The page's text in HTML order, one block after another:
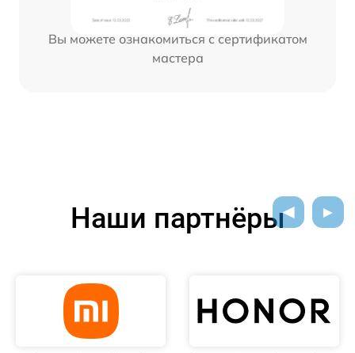
Вы можете ознакомиться с сертификатом
мастера
Наши партнёры